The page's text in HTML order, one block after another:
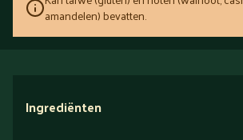
amandelen) bevatten.
Ingrediënten